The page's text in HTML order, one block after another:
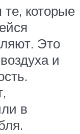
которые
Это
и
в